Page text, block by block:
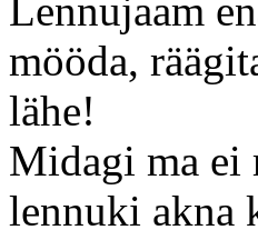
Lennujaam
mööda,
lähe!
Midagi ma ei
lennuki akna